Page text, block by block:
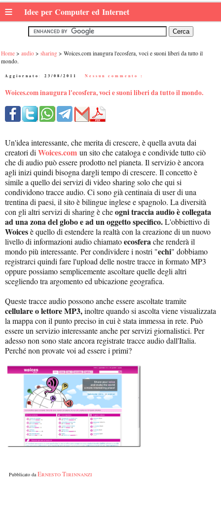
≡ Idee per Computer ed Internet
Home audio sharing
Woices.com inaugura l'ecosfera, voci e suoni liberi da tutto il
mondo.
Aggiornato: 23/08/2011 Nessun commento :
Woices.com inaugura l'ecosfera, voci e suoni liberi da tutto il mondo.
Un'idea interessante, che merita di crescere, è quella avuta dai
creatori diWoices.com un sito che cataloga e condivide tutto ciò
che di audio può essere prodotto nel pianeta. Il servizio è ancora
agli inizi quindi bisogna dargli tempo di crescere. Il concetto è
simile a quello dei servizi di video sharing solo che qui si
condividono tracce audio. Ci sono già centinaia di user di una
trentina di paesi, il sito è bilingue inglese e spagnolo. La diversità
con gli altri servizi di sharing è cheogni traccia audio è collegata
ad una zona del globo e ad un oggetto specifico.L'obbiettivo di
Woicesè quello di estendere la realtà con la creazione di un nuovo
livello di informazioni audio chiamatoecosferache renderà il
mondo più interessante. Per condividere i nostri "echi" dobbiamo
registrarci quindi fare l'upload delle nostre tracce in formato MP3
oppure possiamo semplicemente ascoltare quelle degli altri
scegliendo tra argomento ed ubicazione geografica.
Queste tracce audio possono anche essere ascoltate tramite
cellulare o lettore MP3,inoltre quando si ascolta viene visualizzata
la mappa con il punto preciso in cui è stata immessa in rete. Può
essere un servizio interessante anche per servizi giornalistici. Per
adesso non sono state ancora registrate tracce audio dall'Italia.
Perché non provate voi ad essere i primi?
Pubblicato daErnesto Tirinnanzi